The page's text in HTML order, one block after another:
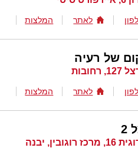
לאתר המלצות
של רעיה
רחובות
לאתר המלצות
2
מרכז רוגובין, יבנה